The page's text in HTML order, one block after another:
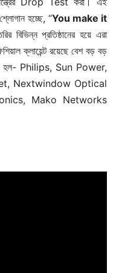
হচ্ছে, “You make it
বিভিন্ন প্রতিষ্ঠানের হয়ে এরা
ক্লায়েন্ট রয়েছে বেশ বড় বড়
হল- Philips, Sun Power,
Nextwindow Optical
Mako Networks